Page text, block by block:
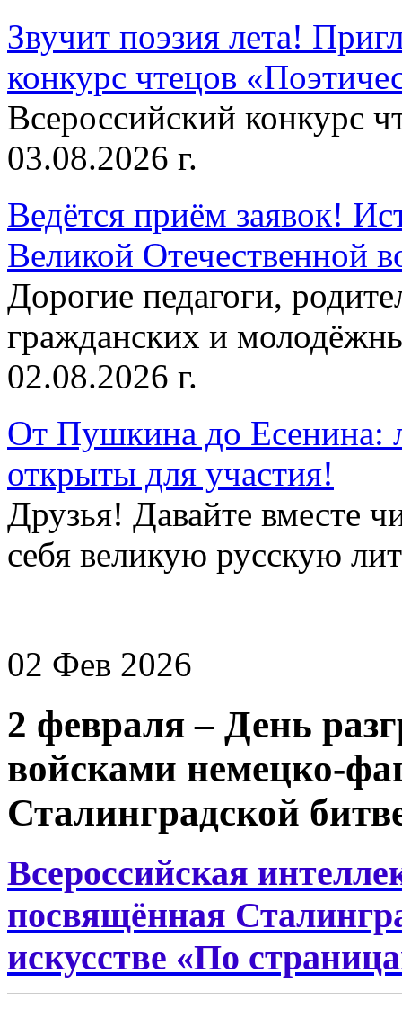
Звучит поэзия лета!
конкурс чтецов
Всероссийский конкурс
03.08.2026 г.
Ведётся приём заявок!
Великой Отечественной
Дорогие педагоги,
гражданских и
02.08.2026 г.
От Пушкина до Есенина:
открыты для участия!
Друзья! Давайте вместе
себя великую русскую
02 Фев 2026
2 февраля – День
войсками немецко-
Сталинградской
Всероссийская
посвящённая
искусстве «По